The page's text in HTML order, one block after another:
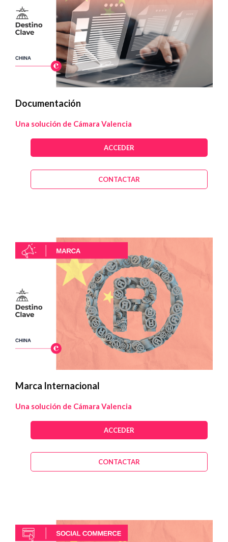
Documentación
Una solución de Cámara Valencia
ACCEDER
CONTACTAR
Marca Internacional
Una solución de Cámara Valencia
ACCEDER
CONTACTAR